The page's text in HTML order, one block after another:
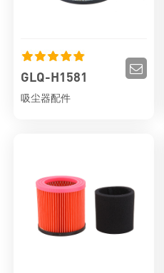
GLQ-H1581
吸尘器配件